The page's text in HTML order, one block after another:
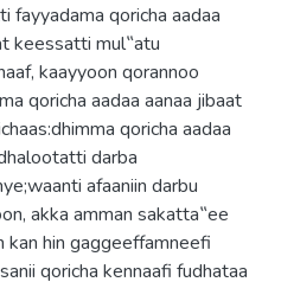
fayyadama qoricha aadaa
keessatti mul‟atu
kaayyoon qorannoo
qoricha aadaa aanaa jibaat
qoricha aadaa
darba
afaaniin darbu
akka amman sakatta‟ee
kan hin gaggeeffamneefi
qoricha kennaafi fudhataa